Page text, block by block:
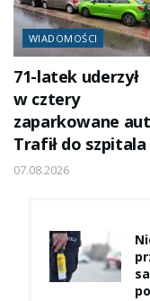
WIADOMOŚCI
71-latek uderzył
w cztery
zaparkowane
Trafił do szpitala
07.08.2026